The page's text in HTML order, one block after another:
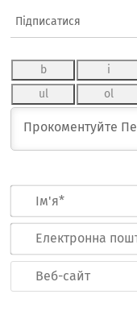
Підписатися